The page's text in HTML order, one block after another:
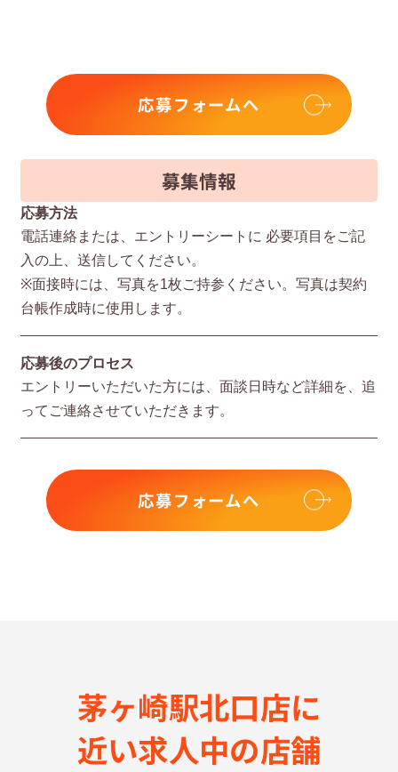
応募フォームへ
募集情報
応募方法
電話連絡または、エントリーシートに 必要項⽬をご記
⼊の上、送信してください。
※⾯接時には、写真を1枚ご持参ください。写真は契約
台帳作成時に使⽤します。
応募後のプロセス
エントリーいただいた⽅には、⾯談⽇時など詳細を、追
ってご連絡させていただきます。
応募フォームへ
茅ヶ崎駅北口店に
近い求⼈中の店舗